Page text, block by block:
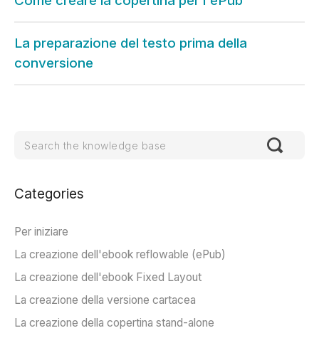
La preparazione del testo prima della
conversione
Categories
Per iniziare
La creazione dell'ebook reflowable (ePub)
La creazione dell'ebook Fixed Layout
La creazione della versione cartacea
La creazione della copertina stand-alone